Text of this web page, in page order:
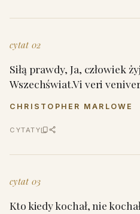
cytat 02
Siłą prawdy, Ja, człowiek
Wszechświat.Vi veri
CHRISTOPHER MARLOWE
CYTATY
cytat 03
Kto kiedy kochał, nie